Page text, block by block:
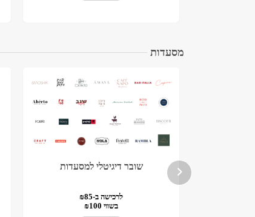
מסעדות
שובר דיגיטלי למסעדות
לרכישה ב-₪85
בשווי ₪100